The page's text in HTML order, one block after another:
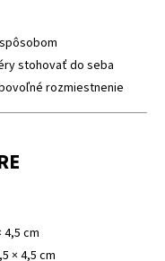
stohovať do seba
rozmiestnenie
4,5 cm
× 4,5 cm